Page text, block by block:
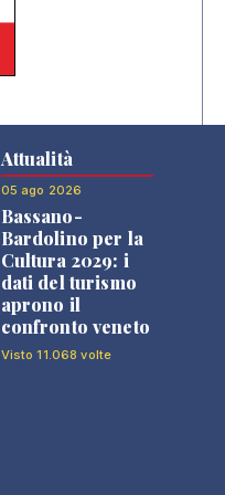
Attualità
05 ago 2026
Bassano-
Bardolino per la
Cultura 2029: i
dati del turismo
aprono il
confronto veneto
Visto 11.068 volte